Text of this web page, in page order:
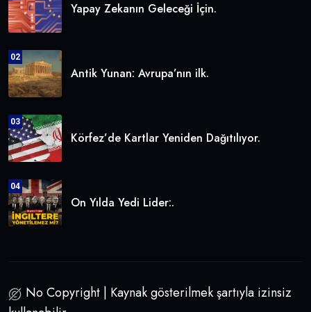
Yapay Zekanın Geleceği İçin.
02
Antik Yunan: Avrupa’nın ilk.
03
Körfez’de Kartlar Yeniden Dağıtılıyor.
04
On Yılda Yedi Lider:.
No Copyright | Kaynak gösterilmek şartıyla izinsiz